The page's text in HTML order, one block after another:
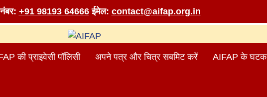
+91 98193 64666 ईमेल: contact@aifap.org.in
की प्राइवेसी पॉलिसी अपने पत्र और चित्र सबमिट करें AIFAP के घटक